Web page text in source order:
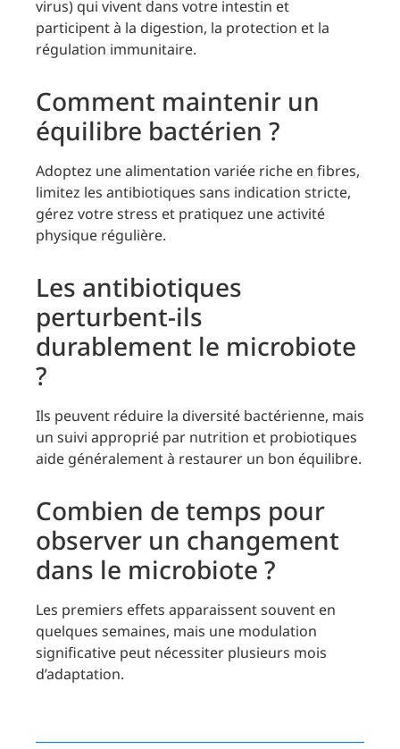
virus) qui vivent dans votre intestin et
participent à la digestion, la protection et la
régulation immunitaire.
Comment maintenir un
équilibre bactérien ?
Adoptez une alimentation variée riche en fibres,
limitez les antibiotiques sans indication stricte,
gérez votre stress et pratiquez une activité
physique régulière.
Les antibiotiques
perturbent-ils
durablement le microbiote
?
Ils peuvent réduire la diversité bactérienne, mais
un suivi approprié par nutrition et probiotiques
aide généralement à restaurer un bon équilibre.
Combien de temps pour
observer un changement
dans le microbiote ?
Les premiers effets apparaissent souvent en
quelques semaines, mais une modulation
significative peut nécessiter plusieurs mois
d’adaptation.